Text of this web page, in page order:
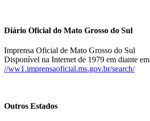
Diário Oficial do Mato Grosso do Sul
Imprensa Oficial de Mato Grosso do Sul
Disponível na Internet de 1979 em diante em
//ww1.imprensaoficial.ms.gov.br/search/
Outros Estados